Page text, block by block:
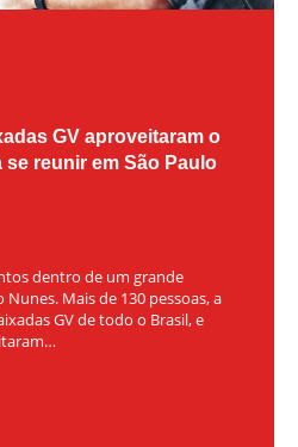
GV aproveitaram o
se reunir em São Paulo
dentro de um grande
Mais de 130 pessoas, a
GV de todo o Brasil, e